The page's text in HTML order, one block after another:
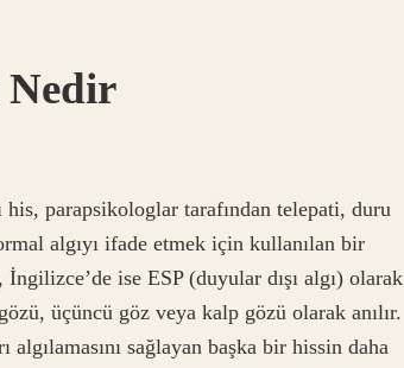
Nedir
his, parapsikologlar tarafından telepati, duru
algıyı ifade etmek için kullanılan bir
ise ESP (duyular dışı algı) olarak
üçüncü göz veya kalp gözü olarak anılır.
sağlayan başka bir hissin daha